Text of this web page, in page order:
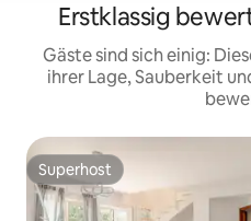
Erstklassig
Gäste sind sich einig:
ihrer Lage, Sauberkeit
Superhost
Superhost